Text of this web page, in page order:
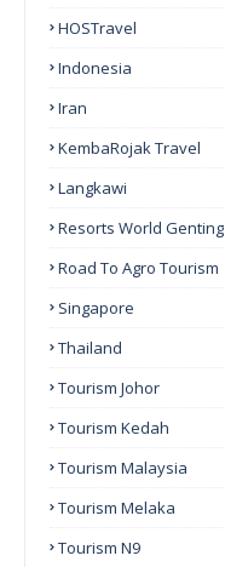
HOSTravel
Indonesia
Iran
KembaRojak Travel
Langkawi
Resorts World Genting
Road To Agro Tourism
Singapore
Thailand
Tourism Johor
Tourism Kedah
Tourism Malaysia
Tourism Melaka
Tourism N9